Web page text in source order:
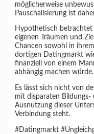
möglicherweise
Pauschalisierung ist
Hypothetisch betrachtet
eigenen Träumen und
Chancen sowohl in
dortigen Datingmarkt
finanziell von einem
abhängig machen würde.
Es lässt sich nicht von
mit disparaten Bildungs-
Ausnutzung dieser
Verbindung steht.
#Datingmarkt